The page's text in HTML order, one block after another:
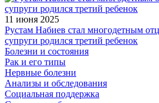
11 июня 2025
Рустам Набиев стал многодетным
супруги родился третий ребенок
Болезни и состояния
Рак и его типы
Нервные болезни
Анализы и обследования
Социальная поддержка